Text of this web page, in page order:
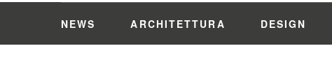
NEWS ARCHITETTURA DESIGN